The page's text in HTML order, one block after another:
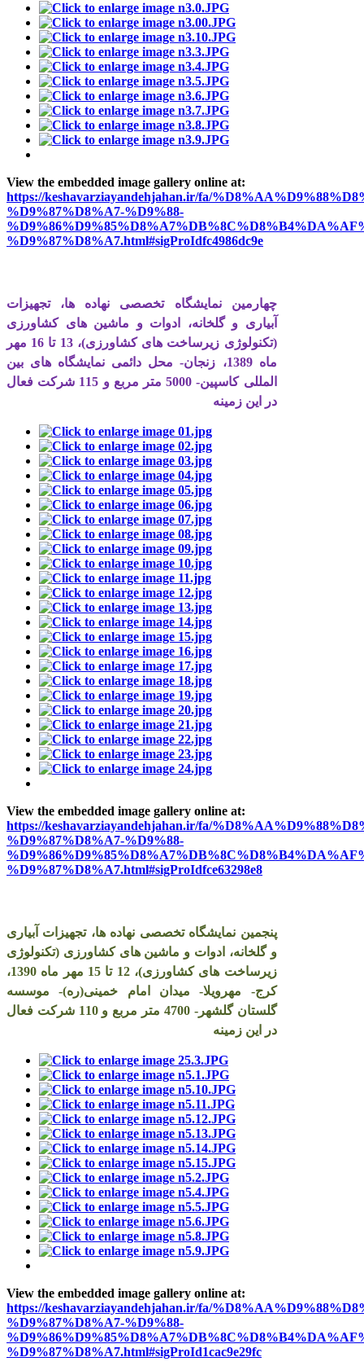
View the embedded image gallery online at:
https://keshavarziayandehjahan.ir/fa/
%D9%87%D8%A7-%D9%88-
%D9%87%D8%A7.html#sigProIdfc4986dc9e
چهارمین نمایشگاه تخصصی نهاده ها، تجهیزات
آبیاری و گلخانه، ادوات و ماشین های کشاورزی
(تکنولوژی زیرساخت های کشاورزی)، 13 تا 16 مهر
ماه 1389، زنجان- محل دائمی نمایشگاه های بین
المللی کاسپین- 5000 متر مربع و 115 شرکت فعال
در این زمینه
View the embedded image gallery online at:
https://keshavarziayandehjahan.ir/fa/
%D9%87%D8%A7-%D9%88-
%D9%87%D8%A7.html#sigProIdfce63298e8
پنجمین نمایشگاه تخصصی نهاده ها، تجهیزات آبیاری
و گلخانه، ادوات و ماشین های کشاورزی (تکنولوژی
زیرساخت های کشاورزی)، 12 تا 15 مهر ماه 1390،
کرج- مهرویلا- میدان امام خمینی(ره)- موسسه
گلستان گلشهر- 4700 متر مربع و 110 شرکت فعال
در این زمینه
View the embedded image gallery online at:
https://keshavarziayandehjahan.ir/fa/
%D9%87%D8%A7-%D9%88-
%D9%87%D8%A7.html#sigProId1cac9e29fc